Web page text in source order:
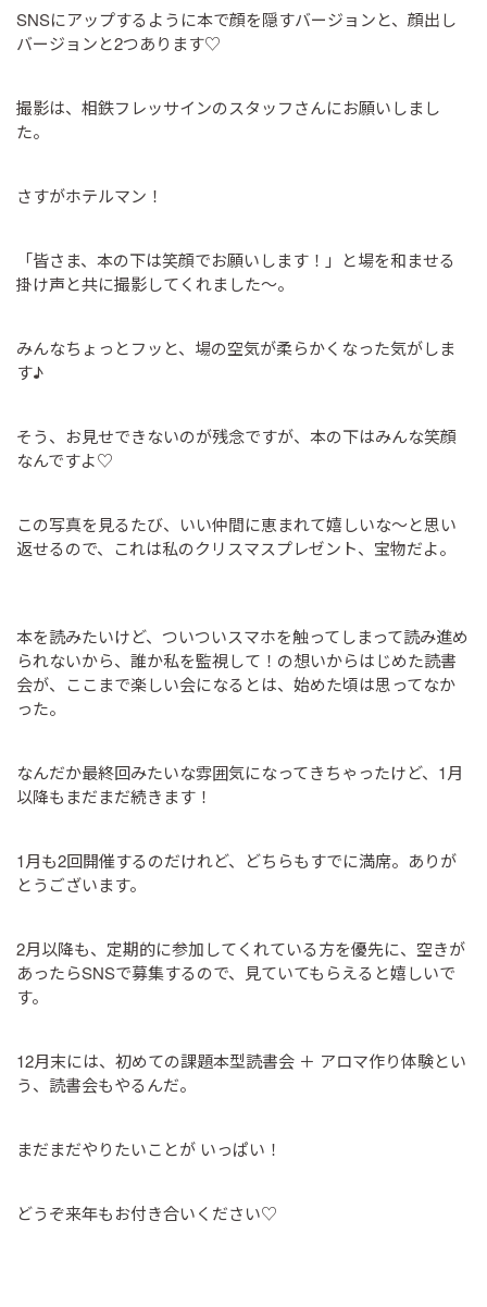
SNSにアップするように本で顔を隠すバージョンと、顔出し
バージョンと2つあります♡
撮影は、相鉄フレッサインのスタッフさんにお願いしまし
た。
さすがホテルマン！
「皆さま、本の下は笑顔でお願いします！」と場を和ませる
掛け声と共に撮影してくれました～。
みんなちょっとフッと、場の空気が柔らかくなった気がしま
す♪
そう、お見せできないのが残念ですが、本の下はみんな笑顔
なんですよ♡
この写真を見るたび、いい仲間に恵まれて嬉しいな～と思い
返せるので、これは私のクリスマスプレゼント、宝物だよ。
本を読みたいけど、ついついスマホを触ってしまって読み進め
られないから、誰か私を監視して！の想いからはじめた読書
会が、ここまで楽しい会になるとは、始めた頃は思ってなか
った。
なんだか最終回みたいな雰囲気になってきちゃったけど、1月
以降もまだまだ続きます！
1月も2回開催するのだけれど、どちらもすでに満席。ありが
とうございます。
2月以降も、定期的に参加してくれている方を優先に、空きが
あったらSNSで募集するので、見ていてもらえると嬉しいで
す。
12月末には、初めての課題本型読書会 ＋ アロマ作り体験とい
う、読書会もやるんだ。
まだまだやりたいことが いっぱい！
どうぞ来年もお付き合いください♡